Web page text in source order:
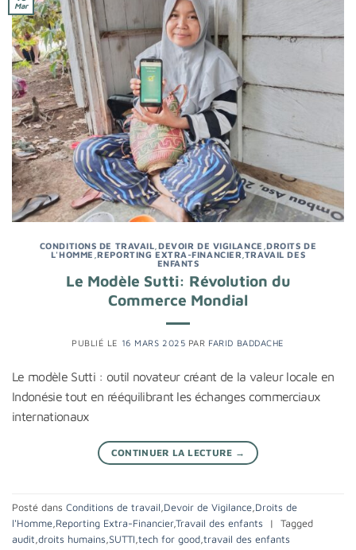
Mar
CONDITIONS DE TRAVAIL ,DEVOIR DE VIGILANCE ,DROITS DE
L'HOMME ,REPORTING EXTRA-FINANCIER TRAVAIL DES
ENFANTS
Le Modèle Sutti: Révolution du
Commerce Mondial
PUBLIÉ LE 16 MARS 2025 PAR FARID BADDACHE
Le modèle Sutti : outil novateur créant de la valeur locale en
Indonésie tout en rééquilibrant les échanges commerciaux
internationaux
CONTINUER LA LECTURE →
Posté dans Conditions de travail Devoir de Vigilance Droits de
l'Homme Reporting Extra-Financier,Travail des enfants |
Tagged
audit droits humains SUTTI tech for good travail des enfants